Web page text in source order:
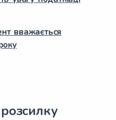
вважається